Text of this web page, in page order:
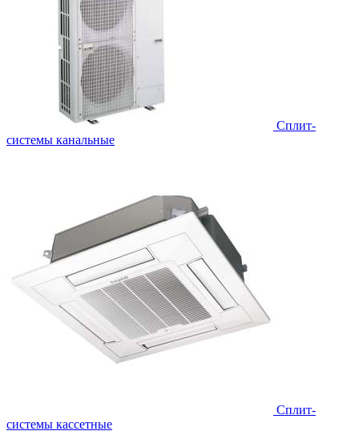
Сплит-
системы канальные
Сплит-
системы кассетные